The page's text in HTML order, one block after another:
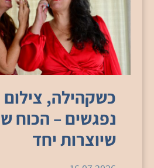
כשקהילה, צילום
נפגשים – הכוח
שיוצרות יחד